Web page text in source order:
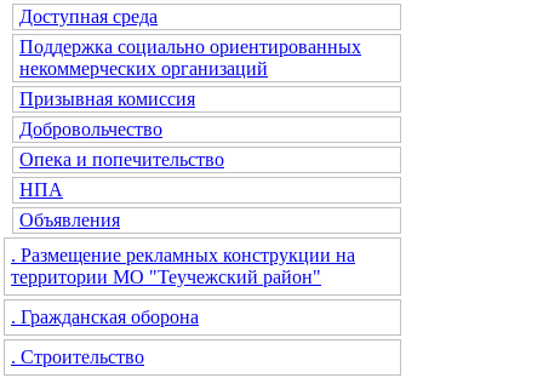
Доступная среда
Поддержка социально ориентированных
некоммерческих организаций
Призывная комиссия
Добровольчество
Опека и попечительство
НПА
Объявления
. Размещение рекламных конструкции на
территории МО "Теучежский район"
. Гражданская оборона
. Строительство